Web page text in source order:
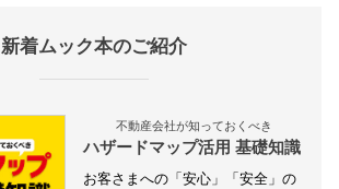
新着ムック本のご紹介
不動産会社が知っておくべき
ハザードマップ活用 基礎知識
お客さまへの「安心」「安全」の